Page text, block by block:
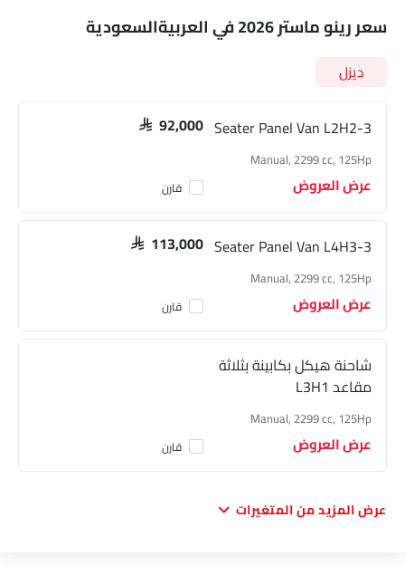
سعر رينو ماستر 2026 في العربيةالسعودية
ديزل
3-Seater Panel Van L2H2
SAR 92,000
Manual, 2299 cc, 125Hp
عرض العروض قارن
3-Seater Panel Van L4H3
SAR 113,000
Manual, 2299 cc, 125Hp
عرض العروض قارن
شاحنة هيكل بكابينة بثلاثة
مقاعد L3H1
Manual, 2299 cc, 125Hp
عرض العروض قارن
عرض المزيد من المتغيرات